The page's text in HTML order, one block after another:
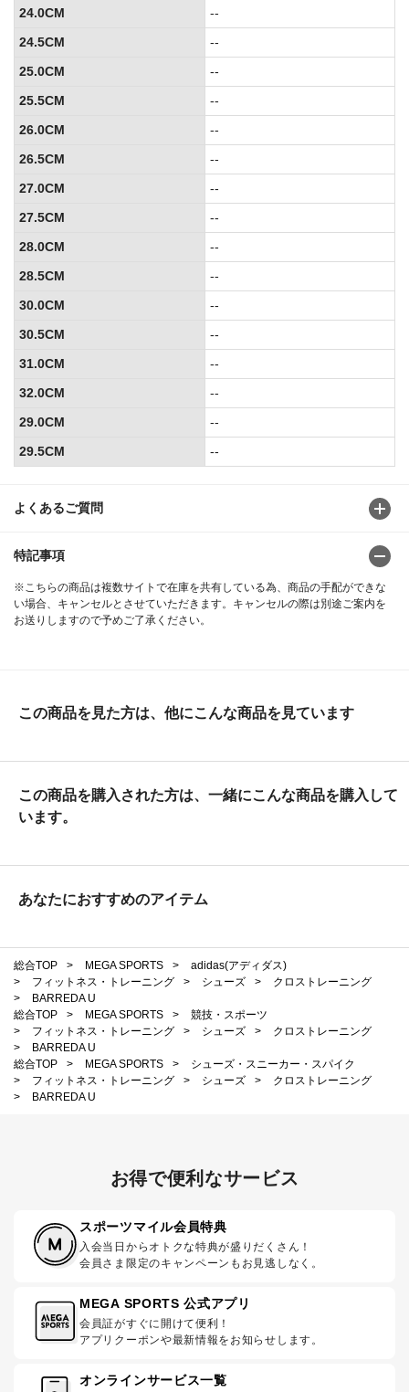
よくあるご質問
特記事項
※こちらの商品は複数サイトで在庫を共有している為、商品の手配ができな
い場合、キャンセルとさせていただきます。キャンセルの際は別途ご案内を
お送りしますので予めご了承ください。
24.0CM
--
24.5CM
--
25.0CM
--
25.5CM
--
26.0CM
--
26.5CM
--
27.0CM
--
27.5CM
--
28.0CM
--
28.5CM
--
30.0CM
--
30.5CM
--
31.0CM
--
32.0CM
--
29.0CM
--
29.5CM
--
この商品を見た方は、他にこんな商品を見ています
この商品を購入された方は、一緒にこんな商品を購入して
います。
あなたにおすすめのアイテム
総合TOP > MEGA SPORTS >
adidas(アディダス)
>
フィットネス・トレーニング > シューズ >
クロストレーニング
>
BARREDA U
総合TOP
> MEGA SPORTS >
競技・スポーツ
>
フィットネス・トレーニング > シューズ >
クロストレーニング
>
BARREDA U
総合TOP
> MEGA SPORTS >
シューズ・スニーカー・スパイク
>
フィットネス・トレーニング > シューズ >
クロストレーニング
>
BARREDA U
お得で便利なサービス
スポーツマイル会員特典
入会当日からオトクな特典が盛りだくさん！
会員さま限定のキャンペーンもお見逃しなく。
MEGA SPORTS 公式アプリ
会員証がすぐに開けて便利！
アプリクーポンや最新情報をお知らせします。
オンラインサービス一覧